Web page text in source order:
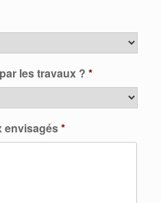
les travaux ? *
envisagés*